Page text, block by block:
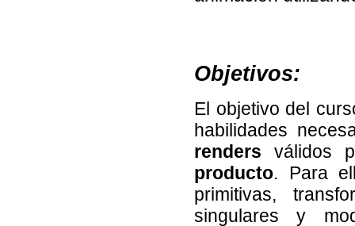
Objetivos:
El objetivo del
habilidades
renders válidos
producto. Para
primitivas,
singulares y